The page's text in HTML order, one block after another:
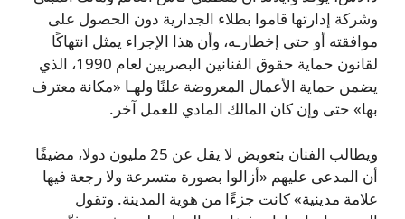
وشركة إدارتها قاموا بطلاء الجدارية دون الحصول على
موافقته أو حتى إخطارـه، وأن هذا الإجراء يمثل انتهاكًا
لقانون حماية حقوق الفنانين البصريين لعام 1990، الذي
يضمن حماية الأعمال المعروضة علنًا ولهـا «مكانة معترف
بها» حتى وإن كان المالك المادي للعمل آخر.
ويطالب الفنان بتعويض لا يقل عن 25 مليون دولا، مضيفًا
أن المدعى عليهم «أزالوا بصورة متسرعة ولا رجعة فيها
علامة مدينية» كانت جزءًا من هوية المدينة. وتقول